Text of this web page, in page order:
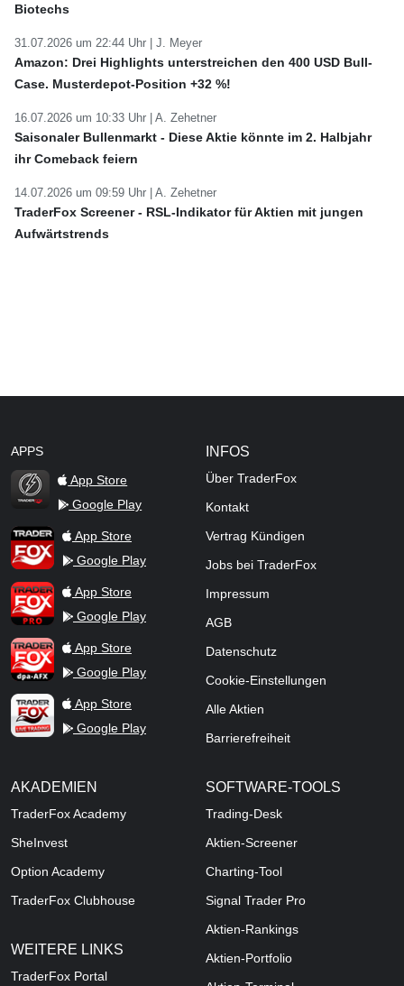
Biotechs
31.07.2026 um 22:44 Uhr | J. Meyer
Amazon: Drei Highlights unterstreichen den 400 USD Bull-
Case. Musterdepot-Position +32 %!
16.07.2026 um 10:33 Uhr | A. Zehetner
Saisonaler Bullenmarkt - Diese Aktie könnte im 2. Halbjahr
ihr Comeback feiern
14.07.2026 um 09:59 Uhr | A. Zehetner
TraderFox Screener - RSL-Indikator für Aktien mit jungen
Aufwärtstrends
APPS
TraderFox Flash
App Store
Google Play
TraderFox AppApp Store
Google Play
TraderFox ProApp Store
Google Play
TraderFox dpa-AFX ProFeed
App Store
Google Play
TraderFox Live Trading
App Store
Google Play
INFOS
Über TraderFox
Kontakt
Vertrag Kündigen
Jobs bei TraderFox
Impressum
AGB
Datenschutz
Cookie-Einstellungen
Alle Aktien
Barrierefreiheit
AKADEMIEN
TraderFox Academy
SheInvest
Option Academy
TraderFox Clubhouse
WEITERE LINKS
TraderFox Portal
SOFTWARE-TOOLS
Trading-Desk
Aktien-Screener
Charting-Tool
Signal Trader Pro
Aktien-Rankings
Aktien-Portfolio